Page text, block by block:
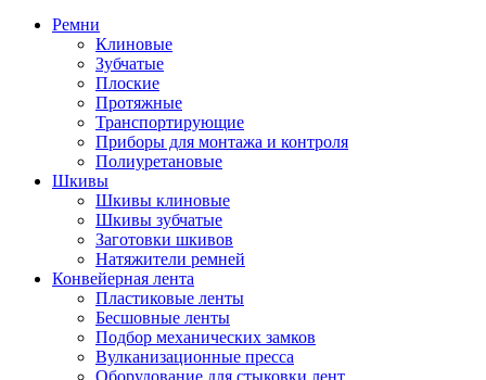
Ремни
Клиновые
Зубчатые
Плоские
Протяжные
Транспортирующие
Приборы для монтажа и контроля
Полиуретановые
Шкивы
Шкивы клиновые
Шкивы зубчатые
Заготовки шкивов
Натяжители ремней
Конвейерная лента
Пластиковые ленты
Бесшовные ленты
Подбор механических замков
Вулканизационные пресса
Оборудование для стыковки лент